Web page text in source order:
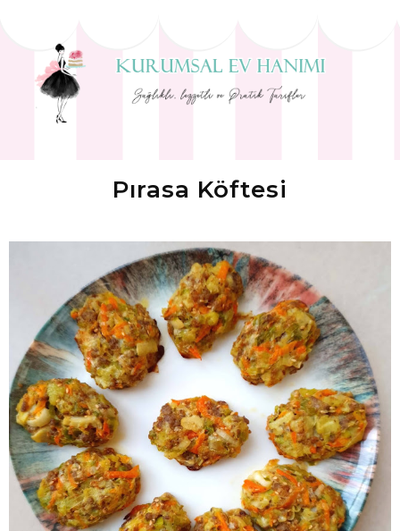
Pırasa Köftesi